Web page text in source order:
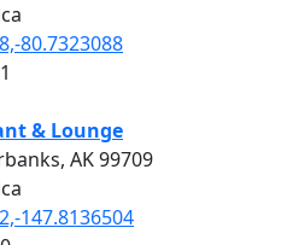
80.7323088
& Lounge
AK 99709
147.8136504